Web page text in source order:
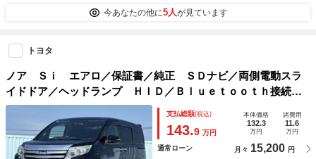
今あなたの他に5人が見ています
トヨタ
ノア Ｓｉ エアロ／保証書／純正 ＳＤナビ／両側電動スラ
イドドア／ヘッドランプ ＨＩＤ／Ｂｌｕｅｔｏｏｔｈ接続／
ＥＴＣ／ＥＢＤ付ＡＢＳ／横滑り防止装置／アイドリングスト
ップ／バックモニター／フルセグＴＶ
支払総額(税込)
143.9 万円
本体価格
132.3
万円
諸費用
11.6
万円
通常ローン 月々 15,200 円